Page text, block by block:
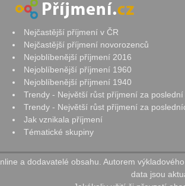
Nejčastější příjmení v ČR
Nejčastější příjmení novorozenců
Nejoblíbenější příjmení 2016
Nejoblíbenější příjmení 1960
Nejoblíbenější příjmení 1940
Trendy - Největší růst příjmení za
Trendy - Největší růst příjmení za
Jak vznikala příjmení
Tématické skupiny
a dodavatelé obsahu. Autorem
data jsou